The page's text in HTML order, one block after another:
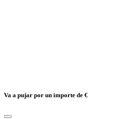
Va a pujar por un importe de €